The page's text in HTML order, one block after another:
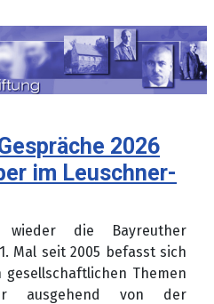
2026
im Leuschner-
die Bayreuther
Mal seit 2005 befasst sich
Themen
ausgehend von der